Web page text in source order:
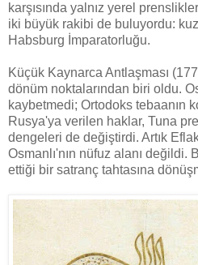
karşısında yalnız yerel
iki büyük rakibi de buluyordu:
Habsburg İmparatorluğu.
Küçük Kaynarca Antlaşması
dönüm noktalarından biri oldu.
kaybetmedi; Ortodoks tebaanın
Rusya'ya verilen haklar, Tuna
dengeleri de değiştirdi. Artık
Osmanlı'nın nüfuz alanı değildi.
ettiği bir satranç tahtasına